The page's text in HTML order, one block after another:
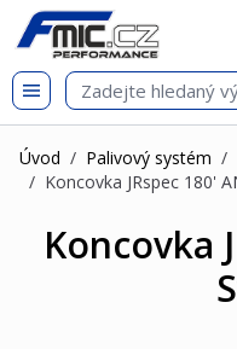
Přejít na obsah
git s
Úvod / Palivový systém /
/ Koncovka JRspec 180'
Koncovka